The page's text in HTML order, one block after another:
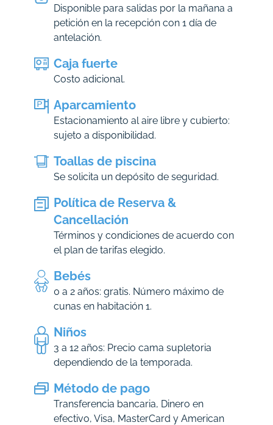
Disponible para salidas por la mañana a
petición en la recepción con 1 día de
antelación.
Caja fuerte
Costo adicional.
Aparcamiento
Estacionamiento al aire libre y cubierto:
sujeto a disponibilidad.
Toallas de piscina
Se solicita un depósito de seguridad.
Política de Reserva &
Cancellación
Términos y condiciones de acuerdo con
el plan de tarifas elegido.
Bebés
0 a 2 años: gratis. Número máximo de
cunas en habitación 1.
Niños
3 a 12 años: Precio cama supletoria
dependiendo de la temporada.
Método de pago
Transferencia bancaria, Dinero en
efectivo, Visa, MasterCard y American